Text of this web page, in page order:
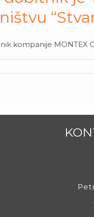
kompanije MONTEX